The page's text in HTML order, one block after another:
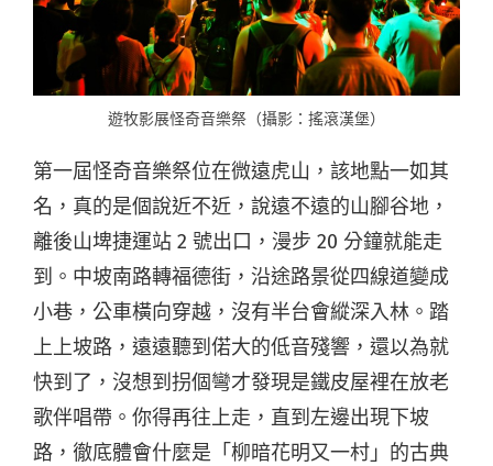
遊牧影展怪奇音樂祭（攝影：搖滾漢堡）
第一屆怪奇音樂祭位在微遠虎山，該地點一如其
名，真的是個說近不近，說遠不遠的山腳谷地，
離後山埤捷運站 2 號出口，漫步 20 分鐘就能走
到。中坡南路轉福德街，沿途路景從四線道變成
小巷，公車橫向穿越，沒有半台會縱深入林。踏
上上坡路，遠遠聽到偌大的低音殘響，還以為就
快到了，沒想到拐個彎才發現是鐵皮屋裡在放老
歌伴唱帶。你得再往上走，直到左邊出現下坡
路，徹底體會什麼是「柳暗花明又一村」的古典